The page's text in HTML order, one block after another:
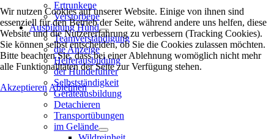
Ertrunkene
Verstorbene
Ausbildung Hund
Teamverständigung
die Anzeige
Helferausbildung
der Hundeführer
Selbstständigkeit
Geräteausbildung
Detachieren
Transportübungen
im Gelände
Wir nutzen Cookies auf unserer Website. Einige von ihnen sind
essenziell für den Betrieb der Seite, während andere uns helfen, diese
Website und die Nutzererfahrung zu verbessern (Tracking Cookies).
Sie können selbst entscheiden, ob Sie die Cookies zulassen möchten.
Bitte beachten Sie, dass bei einer Ablehnung womöglich nicht mehr
alle Funktionalitäten der Seite zur Verfügung stehen.
Akzeptieren Ablehnen